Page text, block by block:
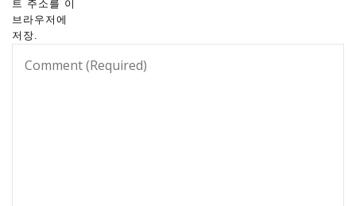
트 주소를 이
브라우저에
저장.